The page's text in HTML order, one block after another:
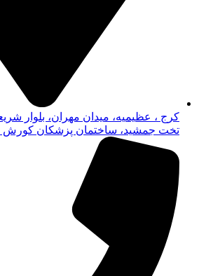
کرج ، عظیمیه، میدان مهران، بلوار
تخت جمشید، ساختمان پزشکان کورش طبقه ۸